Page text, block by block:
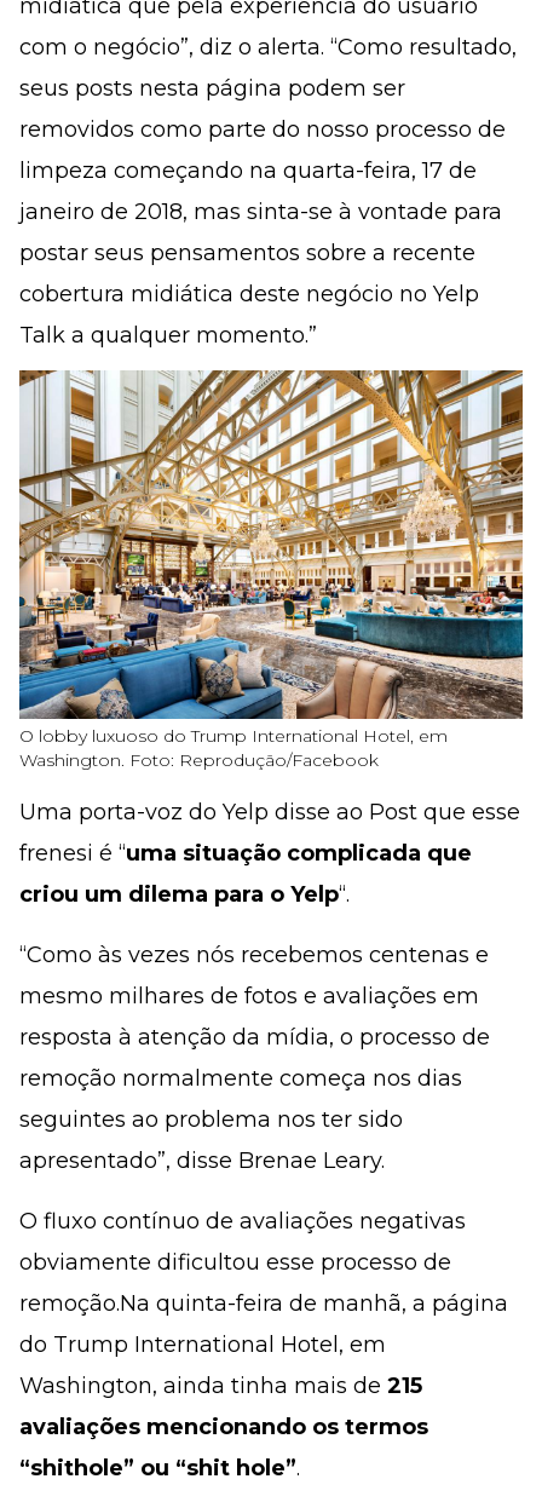
midiática que pela experiência do usuário
com o negócio”, diz o alerta. “Como resultado,
seus posts nesta página podem ser
removidos como parte do nosso processo de
limpeza começando na quarta-feira, 17 de
janeiro de 2018, mas sinta-se à vontade para
postar seus pensamentos sobre a recente
cobertura midiática deste negócio no Yelp
Talk a qualquer momento.”
O lobby luxuoso do Trump International Hotel, em
Washington. Foto: Reprodução/Facebook
Uma porta-voz do Yelp disse ao Post que esse
frenesi é “uma situação complicada que
criou um dilema para o Yelp“.
“Como às vezes nós recebemos centenas e
mesmo milhares de fotos e avaliações em
resposta à atenção da mídia, o processo de
remoção normalmente começa nos dias
seguintes ao problema nos ter sido
apresentado”, disse Brenae Leary.
O fluxo contínuo de avaliações negativas
obviamente dificultou esse processo de
remoção.Na quinta-feira de manhã, a página
do Trump International Hotel, em
Washington, ainda tinha mais de 215
avaliações mencionando os termos
“shithole” ou “shit hole”.